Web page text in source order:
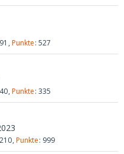
91 Punkte 527
40 Punkte 335
210 Punkte 999